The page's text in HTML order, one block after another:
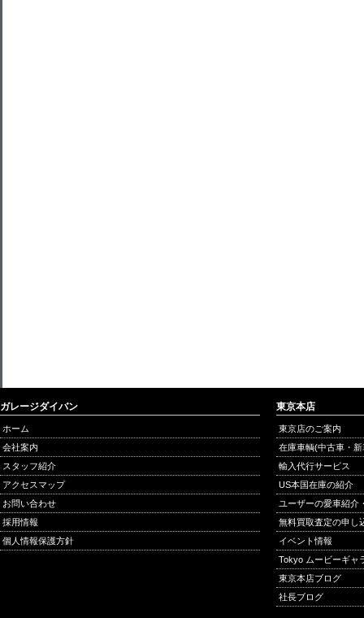
ガレージダイバン
ホーム
会社案内
スタッフ紹介
アクセスマップ
お問い合わせ
採用情報
個人情報保護方針
東京本店
東京店のご案内
在庫車輌(中古車・
輸入代行サービス
US本国在庫の紹介
ユーザーの愛車紹介
無料買取査定の申し
イベント情報
Tokyo ムービーギャ
東京本店ブログ
社長ブログ